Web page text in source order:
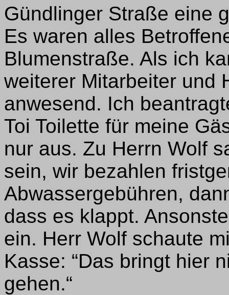
Gündlinger Straße eine
Es waren alles
Blumenstraße. Als ich
weiterer Mitarbeiter und
anwesend. Ich
Toi Toilette für meine
nur aus. Zu Herrn Wolf
sein, wir bezahlen
Abwassergebühren,
dass es klappt.
ein. Herr Wolf schaute
Kasse: “Das bringt hier
gehen.“